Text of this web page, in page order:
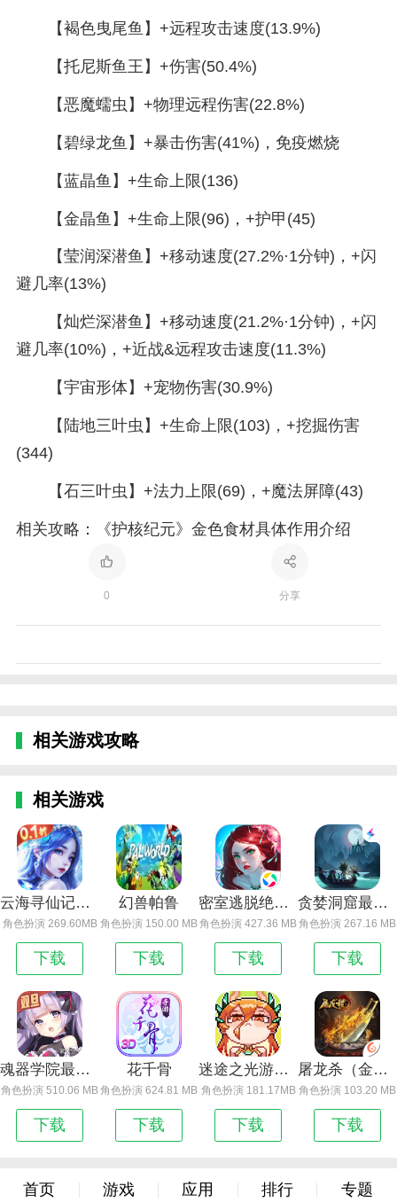
【褐色曳尾鱼】+远程攻击速度(13.9%)
【托尼斯鱼王】+伤害(50.4%)
【恶魔蠕虫】+物理远程伤害(22.8%)
【碧绿龙鱼】+暴击伤害(41%)，免疫燃烧
【蓝晶鱼】+生命上限(136)
【金晶鱼】+生命上限(96)，+护甲(45)
【莹润深潜鱼】+移动速度(27.2%·1分钟)，+闪
避几率(13%)
【灿烂深潜鱼】+移动速度(21.2%·1分钟)，+闪
避几率(10%)，+近战&远程攻击速度(11.3%)
【宇宙形体】+宠物伤害(30.9%)
【陆地三叶虫】+生命上限(103)，+挖掘伤害
(344)
【石三叶虫】+法力上限(69)，+魔法屏障(43)
相关攻略：《护核纪元》金色食材具体作用介绍
0 分享
相关游戏攻略
相关游戏
云海寻仙记生肖卡在哪里打_云海寻仙记
角色扮演 269.60MB
下载
幻兽帕鲁
角色扮演 150.00 MB
下载
密室逃脱绝境系列4迷失森林
角色扮演 427.36 MB
下载
贪婪洞窟最新版
角色扮演 267.16 MB
下载
魂器学院最新版
角色扮演 510.06 MB
下载
花千骨
角色扮演 624.81 MB
下载
迷途之光游戏_迷途之光
角色扮演 181.17MB
下载
屠龙杀（金亿此剑为你送藏）
角色扮演 103.20 MB
下载
首页 游戏 应用 排行 专题